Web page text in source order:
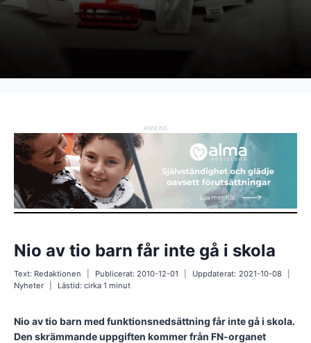
ANNONS
Nio av tio barn får inte gå i skola
Text: Redaktionen Publicerat: 2010-12-01 Uppdaterat: 2021-10-08
Nyheter
Lästid: cirka 1 minut
Nio av tio barn med funktionsnedsättning får inte gå i skola.
Den skrämmande uppgiften kommer från FN-organet